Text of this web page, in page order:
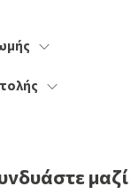
μαζί